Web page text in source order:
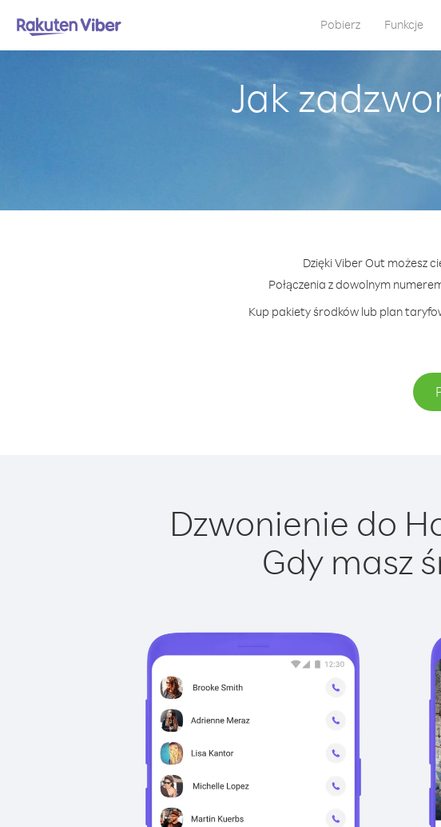
Pobierz Funkcje
Jak
Dzięki Viber Out możesz
Połączenia z dowolnym
Kup pakiety środków lub plan
Dzwonienie do
Gdy masz